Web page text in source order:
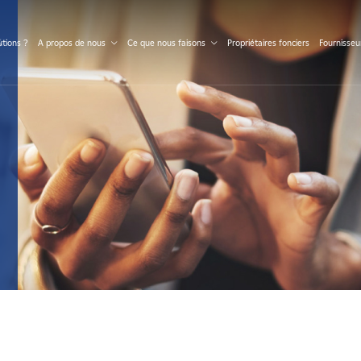
? A propos de nous Ce que nous faisons Propriétaires fonciers